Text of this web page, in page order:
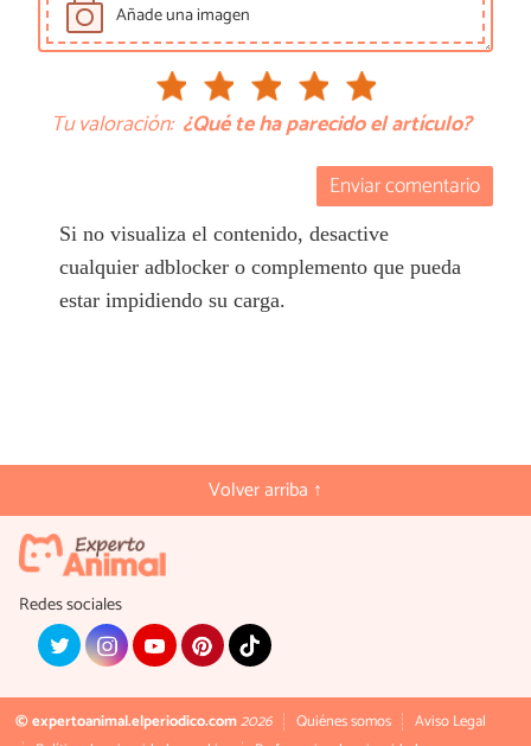
Añade una imagen
Tu valoración: ¿Qué te ha parecido el artículo?
Enviar comentario
Si no visualiza el contenido, desactive
cualquier adblocker o complemento que pueda
estar impidiendo su carga.
Volver arriba ↑
Redes sociales
© expertoanimal.elperiodico.com2026 Quiénes somos
Aviso Legal